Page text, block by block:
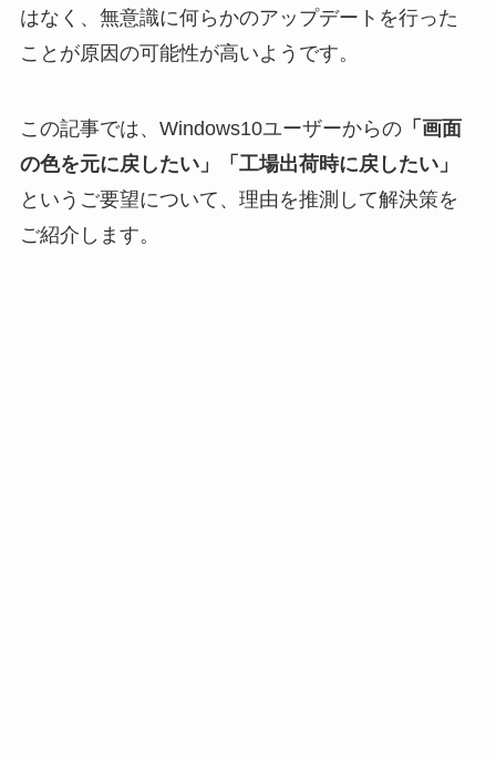
はなく、無意識に何らかのアップデートを行った
ことが原因の可能性が高いようです。
この記事では、Windows10ユーザーからの「画面
の色を元に戻したい」「工場出荷時に戻したい」
というご要望について、理由を推測して解決策を
ご紹介します。